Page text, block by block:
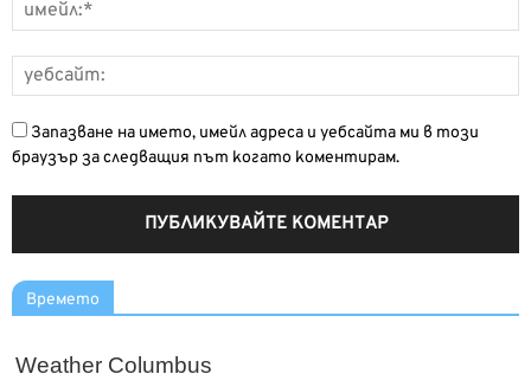
Запазване на името, имейл адреса и уебсайта ми в този
браузър за следващия път когато коментирам.
Времето